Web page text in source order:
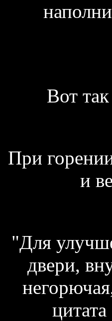
Вот
При
и
"Для
двери,